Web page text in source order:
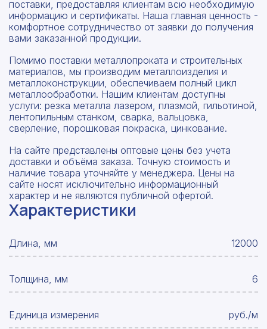
поставки, предоставляя клиентам всю необходимую
информацию и сертификаты. Наша главная ценность -
комфортное сотрудничество от заявки до получения
вами заказанной продукции.
Помимо поставки металлопроката и строительных
материалов, мы производим металлоизделия и
металлоконструкции, обеспечиваем полный цикл
металлообработки. Нашим клиентам доступны
услуги: резка металла лазером, плазмой, гильотиной,
лентопильным станком, сварка, вальцовка,
сверление, порошковая покраска, цинкование.
На сайте представлены оптовые цены без учета
доставки и объёма заказа. Точную стоимость и
наличие товара уточняйте у менеджера. Цены на
сайте носят исключительно информационный
характер и не являются публичной офертой.
Характеристики
Длина, мм 12000
Толщина, мм 6
Единица измерения руб./м